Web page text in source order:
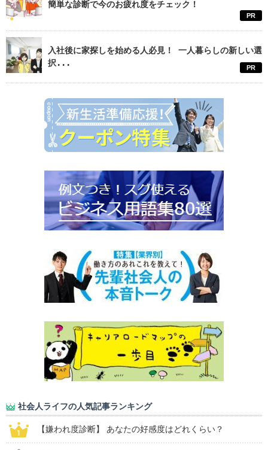
簡単な診断で今のお疲れ度をチェック！
PR
入社後に家探しを始める人必見！ 一人暮らしの新しい選
択...
PR
社会人ライフの人気記事ランキング
【嫌われ度診断】 あなたの好感度はどれくらい？